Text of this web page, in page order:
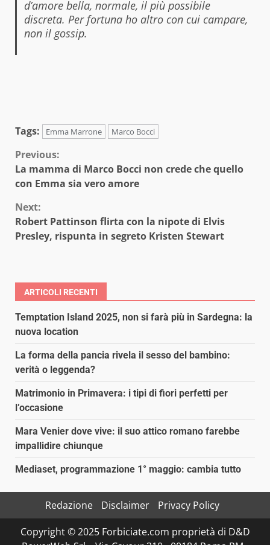
d’amore bella, normale, il più possibile
discreta. Per fortuna ho altro con cui campare,
non il gossip.
Tags: Emma Marrone Marco Bocci
Continue
Reading
Previous:
La mamma di Marco Bocci non crede che quello
con Emma sia vero amore
Next:
Robert Pattinson flirta con la nipote di Elvis
Presley, rispunta in segreto Kristen Stewart
ARTICOLI RECENTI
Temptation Island 2025, non si farà più in Sardegna: la
nuova location
La forma della pancia rivela il sesso del bambino:
verità o leggenda?
Matrimonio in Primavera: i tipi di fiori perfetti per
l’occasione
Mara Venier dove vive: il suo attico romano farebbe
impallidire chiunque
Mediaset, programmazione 1° maggio: cambia tutto
Redazione Disclaimer
Privacy Policy
Copyright © 2025 Forbiciate.com proprietà di D&D